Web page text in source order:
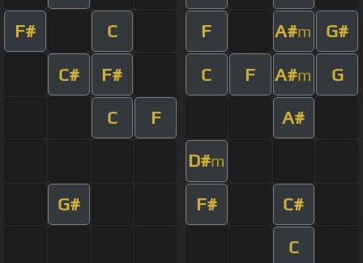
F# C F A#m G#
C# F# C F A#m G
C F A#
D#m
G# F# C#
C